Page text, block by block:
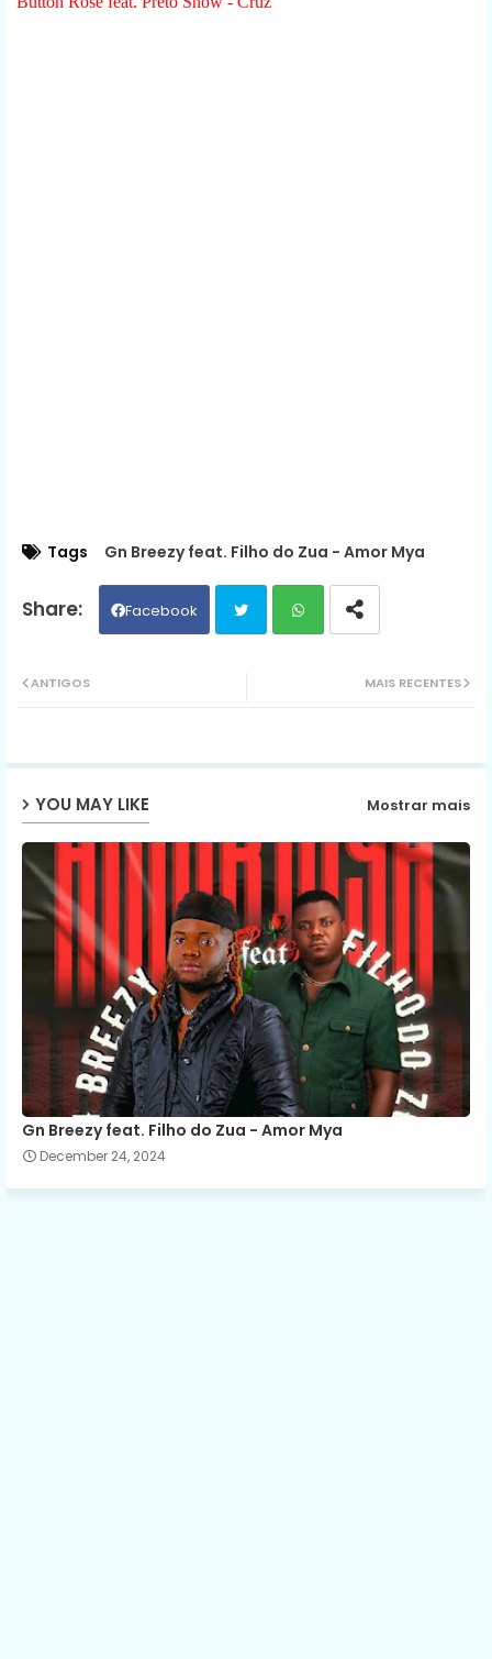
Tags Gn Breezy feat. Filho do Zua - Amor Mya
Facebook
ap
MAIS RECENTES
ANTIGOS
YOU MAY LIKE Mostrar mais
Gn Breezy feat. Filho do Zua - Amor Mya
December 24, 2024